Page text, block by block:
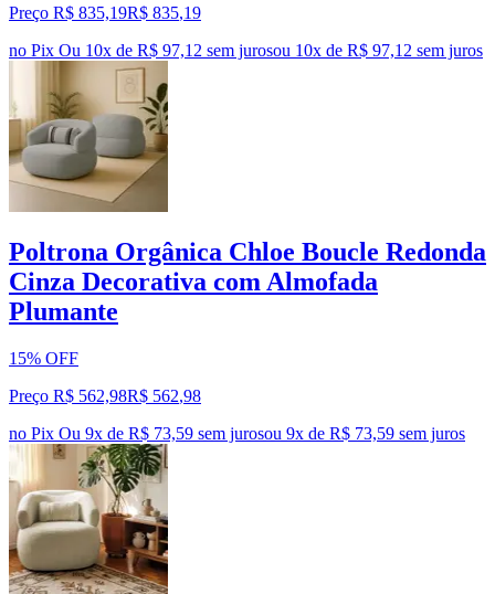
Preço R$ 835,19R$ 835,19
no Pix Ou 10x de R$ 97,12 sem jurosou 10x de R$ 97,12 sem juros
Poltrona Orgânica Chloe Boucle Redonda
Cinza Decorativa com Almofada
Plumante
15% OFF
Preço R$ 562,98R$ 562,98
no Pix Ou 9x de R$ 73,59 sem jurosou 9x de R$ 73,59 sem juros